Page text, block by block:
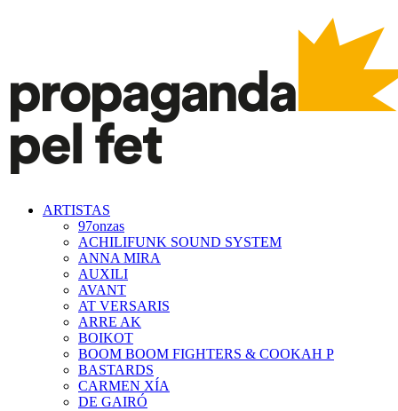
ARTISTAS
97onzas
ACHILIFUNK SOUND SYSTEM
ANNA MIRA
AUXILI
AVANT
AT VERSARIS
ARRE AK
BOIKOT
BOOM BOOM FIGHTERS & COOKAH P
BASTARDS
CARMEN XÍA
DE GAIRÓ